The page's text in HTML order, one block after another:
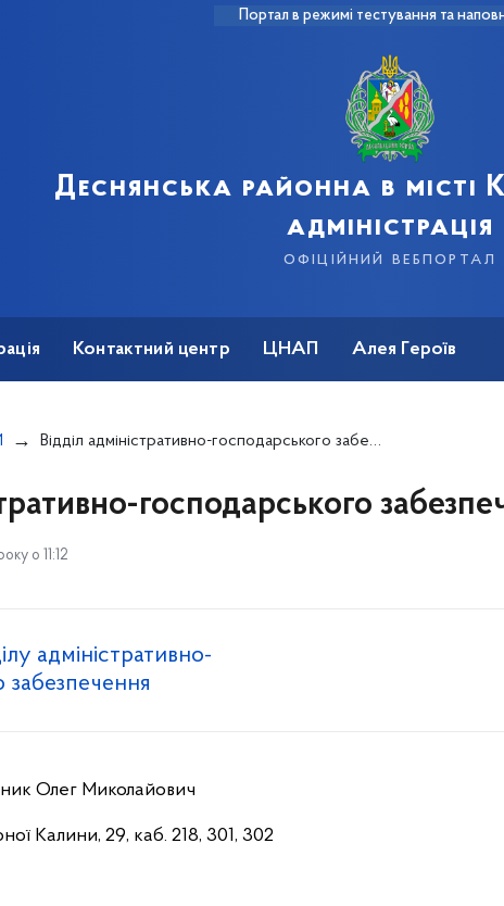
Портал в режимі тестування та
Деснянська районна в місті
адміністрація
офіційний вебпортал
Контактний центр ЦНАП Алея Героїв
Відділ адміністративно-господарського забезпечення
господарського
о 11:12
адміністративно-
забезпечення
Олег Миколайович
Калини, 29, каб. 218, 301, 302